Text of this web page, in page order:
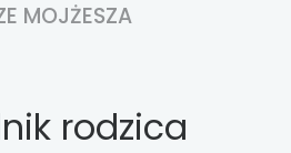
MOJŻESZA
rodzica